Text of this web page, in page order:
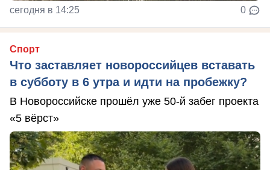
сегодня в 14:25 0
Спорт
Что заставляет новороссийцев вставать
в субботу в 6 утра и идти на пробежку?
В Новороссийске прошёл уже 50-й забег проекта
«5 вёрст»